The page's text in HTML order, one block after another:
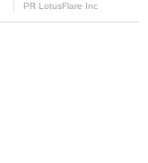
PR LotusFlare Inc